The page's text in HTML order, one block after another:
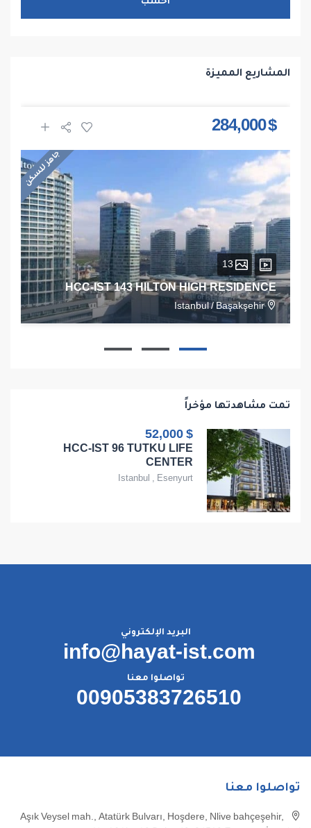
المشاريع المميزة
$ 284,000
جاهز للسكن
HCC-IST 143 HILTON HIGH RESIDENCE
Istanbul / Başakşehir
تمت مشاهدتها مؤخراً
$ 52,000
HCC-IST 96 TUTKU LIFE
CENTER
Istanbul , Esenyurt
البريد الإلكتروني
info@hayat-ist.com
تواصلوا معنا
00905383726510
تواصلوا معنا
Aşık Veysel mah., Atatürk Bulvarı, Hoşdere, Nlive bahçeşehir,